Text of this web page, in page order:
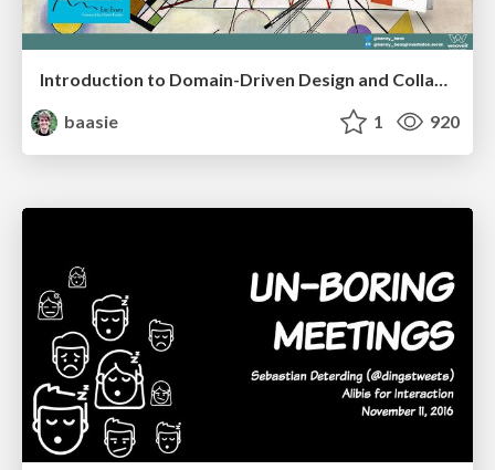
Introduction to Domain-Driven Design and Collaborative software design
baasie
1 920